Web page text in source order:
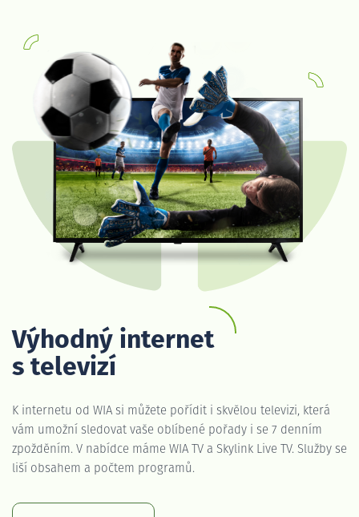
Výhodný internet
s televizí
K internetu od WIA si můžete pořídit i skvělou televizi, která
vám umožní sledovat vaše oblíbené pořady i se 7 denním
zpožděním. V nabídce máme WIA TV a Skylink Live TV. Služby se
liší obsahem a počtem programů.